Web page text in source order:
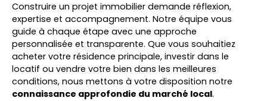
Construire un projet immobilier demande réflexion,
expertise et accompagnement. Notre équipe vous
guide à chaque étape avec une approche
personnalisée et transparente. Que vous souhaitiez
acheter votre résidence principale, investir dans le
locatif ou vendre votre bien dans les meilleures
conditions, nous mettons à votre disposition notre
connaissance approfondie du marché local.